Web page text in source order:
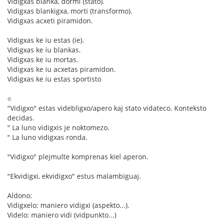
Vidigxas blankigxa, morti (transformo).
Vidigxas acxeti piramidon.
Vidigxas ke iu estas (ie).
Vidigxas ke iu blankas.
Vidigxas ke iu mortas.
Vidigxas ke iu acxetas piramidon.
Vidigxas ke iu estas sportisto
○
"Vidigxo" estas videbligxo/apero kaj stato vidateco. Konteksto
decidas.
" La luno vidigxis je noktomezo.
" La luno vidigxas ronda.
"Vidigxo" plejmulte komprenas kiel aperon.
"Ekvidigxi, ekvidigxo" estus malambiguaj.
Aldono:
Vidigxelo: maniero vidigxi (aspekto...).
Videlo: maniero vidi (vidpunkto...)